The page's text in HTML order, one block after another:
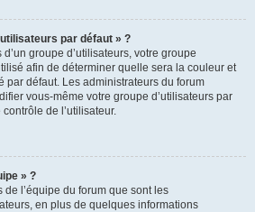
par défaut » ?
groupe d’utilisateurs, votre groupe
afin de déterminer quelle sera la couleur et
par défaut. Les administrateurs du forum
vous-même votre groupe d’utilisateurs par
de l’utilisateur.
» ?
l’équipe du forum que sont les
en plus de quelques informations